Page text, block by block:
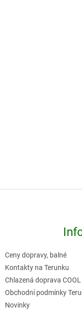
Ceny dopravy, balné
Kontakty na Terunku
Chlazená doprava
Obchodní podmínky
Novinky